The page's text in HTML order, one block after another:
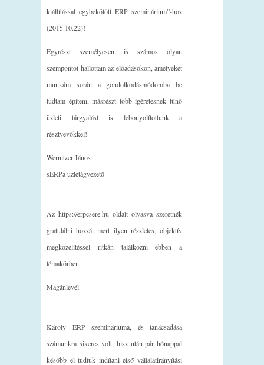
kiállítással egybekötött ERP szeminárium”-hoz
(2015.10.22)!
Egyrészt személyesen is számos olyan
szempontot hallottam az előadásokon, amelyeket
munkám során a gondolkodásmódomba be
tudtam építeni, másrészt több ígéretesnek tűnő
üzleti tárgyalást is lebonyolítottunk a
résztvevőkkel!
Wernitzer János
sERPa üzletágvezető
Az https://erpcsere.hu oldalt olvasva szeretnék
gratulálni hozzá, mert ilyen részletes, objektív
megközelítéssel ritkán találkozni ebben a
témakörben.
Magánlevél
Károly ERP szemináriuma, és tanácsadása
számunkra sikeres volt, hisz után pár hónappal
később el tudtuk indítani első vállalatirányítási